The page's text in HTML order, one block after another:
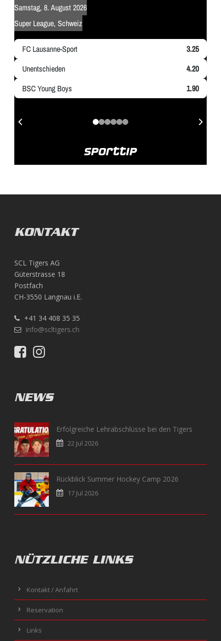
KONTAKT
SCL Tigers AG
Güterstrasse 18
Postfach
CH-3550 Langnau i.E.
+41 34 408 35 35
info@scltigers.ch
NEWS
Erfolgreiche Lehrabschlüsse bei den Tigers
22 Jul 2026
Rückblick Summer Hockey Camp 2026
17 Jul 2026
NÜTZLICHE LINKS
Kontakt / Anfahrt
Reservation
Links